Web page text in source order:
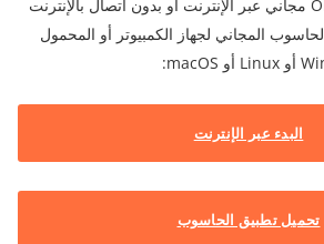
ONLYOFFICE DocSpace مجاني عبر الإنترنت أو بدون اتصال بالإنترنت
المجاني لجهاز الكمبيوتر أو المحمول
البدء عبر الإنترنت
تحميل تطبيق الحاسوب